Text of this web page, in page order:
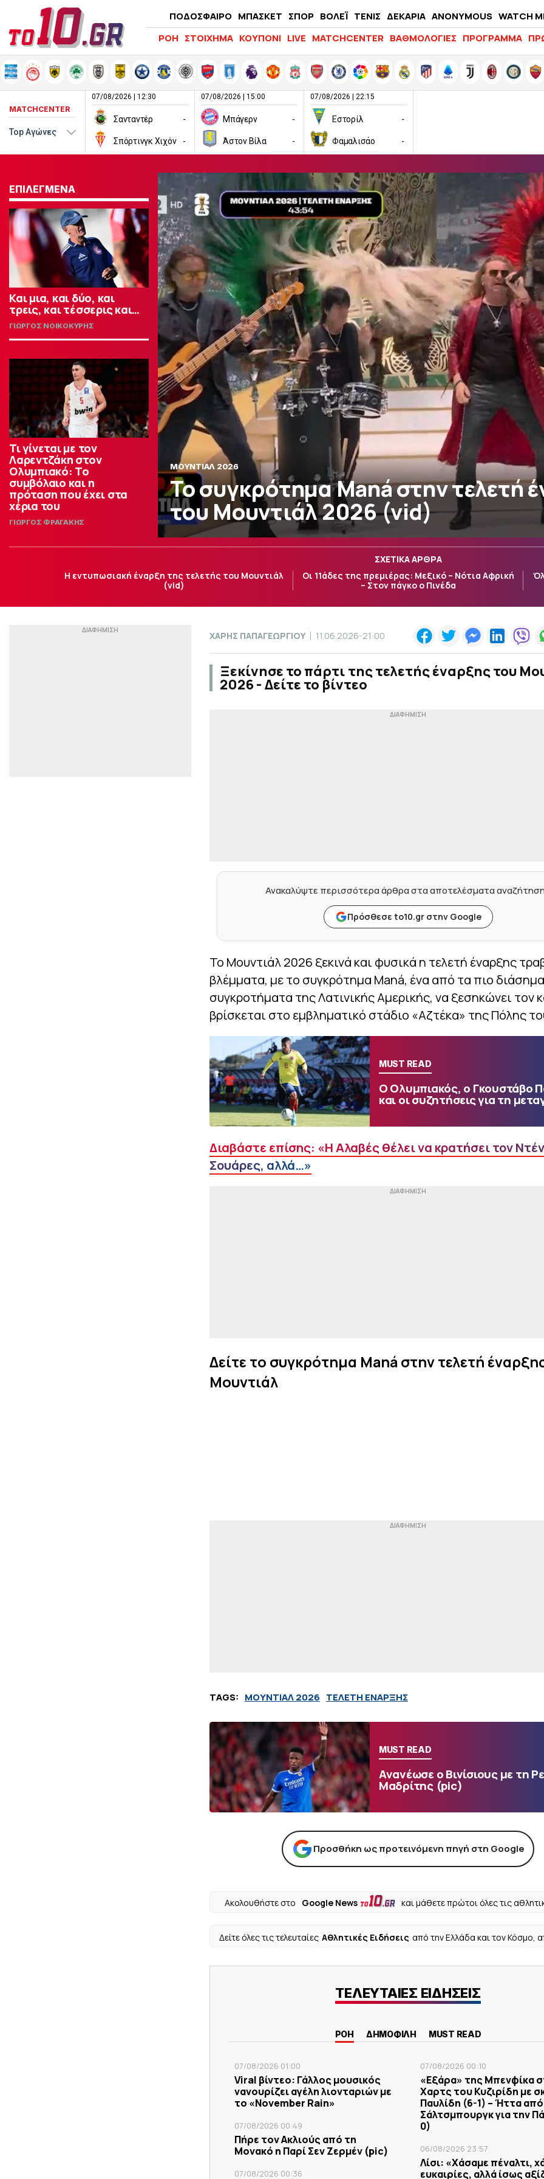
ΠΟΔΟΣΦΑΙΡΟ ΜΠΑΣΚΕΤ ΣΠΟΡ ΒΟΛΕΪ ΤΕΝΙΣ ΔΕΚΑΡΙΑ ANONYMOUS WATCH
LIFEWITNESS
ΡΟΗ ΣΤΟΙΧΗΜΑ ΚΟΥΠΟΝΙ LIVE MATCHCENTER ΒΑΘΜΟΛΟΓΙΕΣ ΠΡΟΓΡΑΜΜΑ
MATCHCENTER
07/08/2026 | 12:30
Σανταντέρ -
Σπόρτινγκ Χιχόν -
07/08/2026 | 15:00
Μπάγερν -
Άστον Βίλα -
07/08/2026 | 22:15
Εστορίλ -
Φαμαλισάο -
ΕΠΙΛΕΓΜΕΝΑ
Και μια, και δύο, και
τρεις, και τέσσερις και…
ΓΙΩΡΓΟΣ ΝΟΙΚΟΚΥΡΗΣ
Τι γίνεται με τον
Λαρεντζάκη στον
Ολυμπιακό: Το
συμβόλαιο και η
πρόταση που έχει στα
χέρια του
ΓΙΩΡΓΟΣ ΦΡΑΓΑΚΗΣ
ΜΟΥΝΤΙΑΛ 2026
To συγκρότημα Maná στην τελετή
του Μουντιάλ 2026 (vid)
ΣΧΕΤΙΚΑ ΑΡΘΡΑ
H εντυπωσιακή έναρξη της τελετής του Μουντιάλ
(vid)
Οι 11άδες της πρεμιέρας: Μεξικό – Νότια Αφρική
– Στον πάγκο ο Πινέδα
ΧΑΡΗΣ ΠΑΠΑΓΕΩΡΓΙΟΥ 11.06.2026-21:00
Ξεκίνησε το πάρτι της τελετής έναρξης του
2026 - Δείτε το βίντεο
Ανακαλύψτε περισσότερα άρθρα στα αποτελέσματα
Πρόσθεσε to10.gr στην Google
Το Μουντιάλ 2026 ξεκινά και φυσικά η τελετή έναρξης
βλέμματα, με το συγκρότημα Maná, ένα από τα πιο
συγκροτήματα της Λατινικής Αμερικής, να ξεσηκώνει τον
βρίσκεται στο εμβληματικό στάδιο «Αζτέκα» της Πόλης
MUST READ
Ο Ολυμπιακός, ο Γκουστάβο
και οι συζητήσεις για τη
Διαβάστε επίσης: «Η Αλαβές θέλει να κρατήσει τον
Σουάρες, αλλά…»
Δείτε τo συγκρότημα Maná στην τελετή
Μουντιάλ
TAGS: ΜΟΥΝΤΙΑΛ 2026 ΤΕΛΕΤΗ ΕΝΑΡΞΗΣ
MUST READ
Ανανέωσε ο Βινίσιους με τη
Μαδρίτης (pic)
Προσθήκη ως προτεινόμενη πηγή στη Google
Ακολουθήστε στο Google News και μάθετε πρώτοι όλες τις
Δείτε όλες τις τελευταίες Αθλητικές Ειδήσεις από την Ελλάδα και τον Κόσμο,
ΤΕΛΕΥΤΑΙΕΣ ΕΙΔΗΣΕΙΣ
ΡΟΗ ΔΗΜΟΦΙΛΗ MUST READ
07/08/2026 01:00
Viral βίντεο: Γάλλος μουσικός
νανουρίζει αγέλη λιονταριών με
το «November Rain»
07/08/2026 00:49
Πήρε τον Ακλιούς από τη
Μονακό η Παρί Σεν Ζερμέν (pic)
07/08/2026 00:36
07/08/2026 00:10
«Εξάρα» της Μπενφίκα
Χαρτς του Κυζιρίδη με
Παυλίδη (6-1) – Ήττα
Σάλτσμπουργκ για την
0)
06/08/2026 23:57
Λίσι: «Χάσαμε πέναλτι,
ευκαιρίες, αλλά ίσως